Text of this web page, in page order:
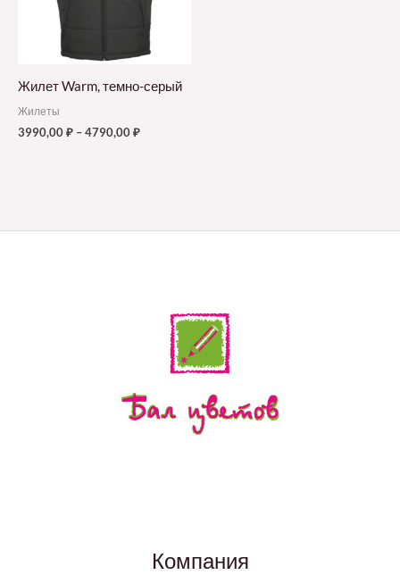
Жилет Warm, темно-серый
Жилеты
3990,00₽ –4790,00₽
Компания